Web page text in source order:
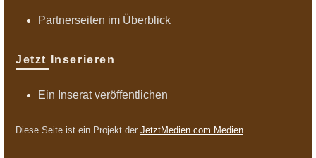
Partnerseiten im Überblick
Jetzt Inserieren
Ein Inserat veröffentlichen
Diese Seite ist ein Projekt der JetztMedien.com Medien